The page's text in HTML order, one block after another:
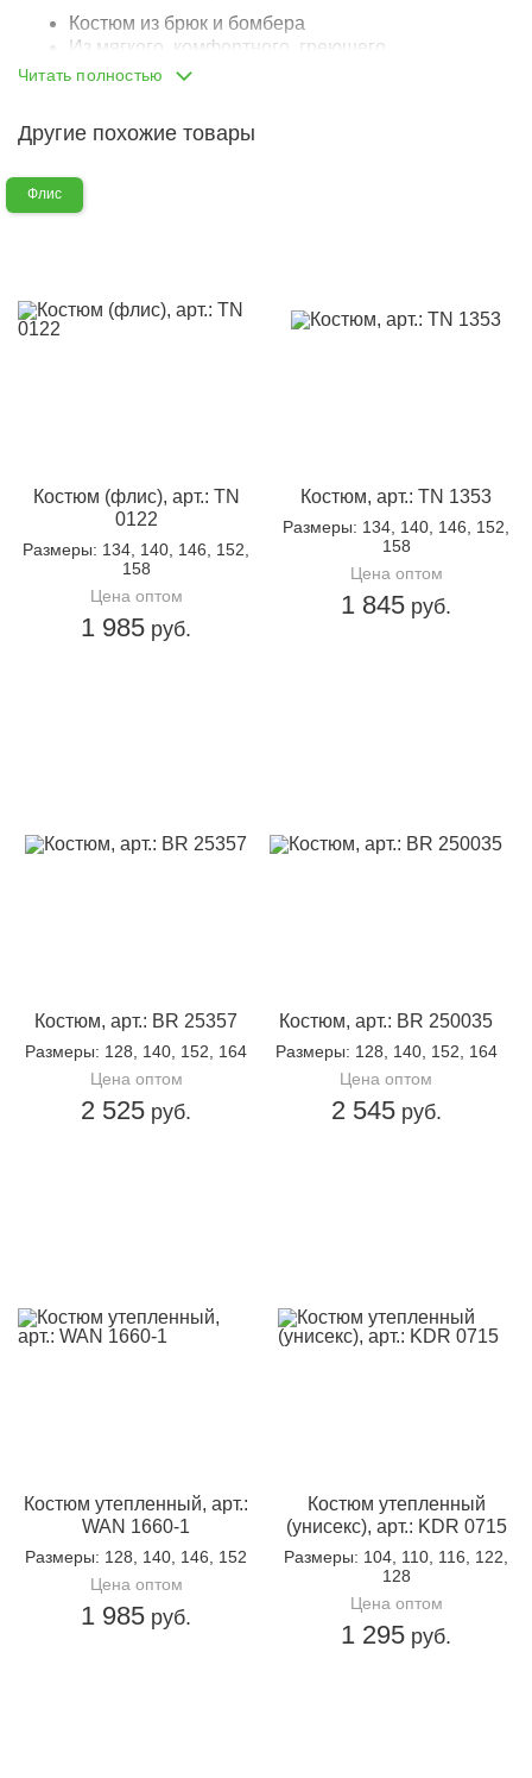
Костюм из брюк и бомбера
Из мягкого, комфортного, греющего
микровельвета
Круглый вырез горловины
что и основная часть изделия
Изнутри вырез горловины подбит хлопковой
Брюки прямые, широкие
Пояс на вшитой внутрь резинке
Читать полностью
Другие похожие товары
Флис
Костюм (флис), арт.: TN
0122
Размеры: 134, 140, 146, 152,
158
Цена оптом
1 985 руб.
Костюм, арт.: TN 1353
Размеры: 134, 140, 146, 152,
158
Цена оптом
1 845 руб.
Костюм, арт.: BR 25357
Размеры: 128, 140, 152, 164
Цена оптом
2 525 руб.
Костюм, арт.: BR 250035
Размеры: 128, 140, 152, 164
Цена оптом
2 545руб.
Костюм утепленный, арт.:
WAN 1660-1
Размеры: 128, 140, 146, 152
Цена оптом
1 985 руб.
Костюм утепленный
(унисекс), арт.: KDR 0715
Размеры: 104, 110, 116, 122,
128
Цена оптом
1 295 руб.